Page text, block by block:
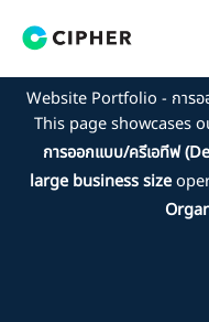
Website Portfolio - การอ
This page showcases
การออกแบบ/ครีเอทีฟ
large business size